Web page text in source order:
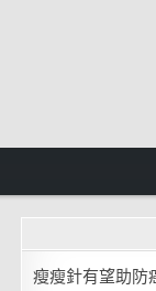
瘦瘦針有望助防